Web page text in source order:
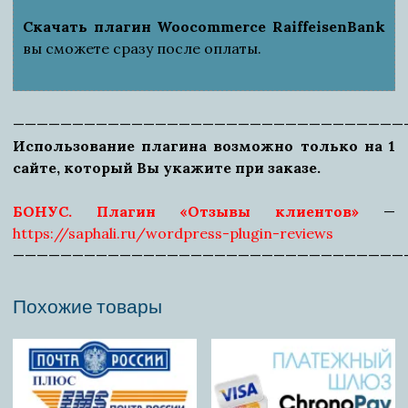
Скачать плагин Woocommerce RaiffeisenBank
вы сможете сразу после оплаты.
Использование плагина возможно только на 1
сайте, который Вы укажите при заказе.
БОНУС. Плагин «Отзывы клиентов» —
https://saphali.ru/wordpress-plugin-reviews
Похожие товары